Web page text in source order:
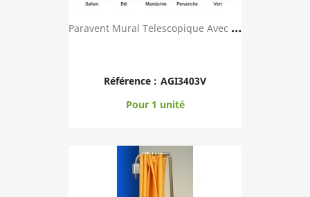
P
Aravent Mural Telescopique Avec Toile TREVIRA ...
Référence : AGI3403V
Pour 1 unité